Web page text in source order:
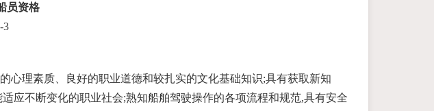
员资格
3
心理素质、良好的职业道德和较扎实的文化基础知识;具有获取新知
应不断变化的职业社会;熟知船舶驾驶操作的各项流程和规范,具有安全